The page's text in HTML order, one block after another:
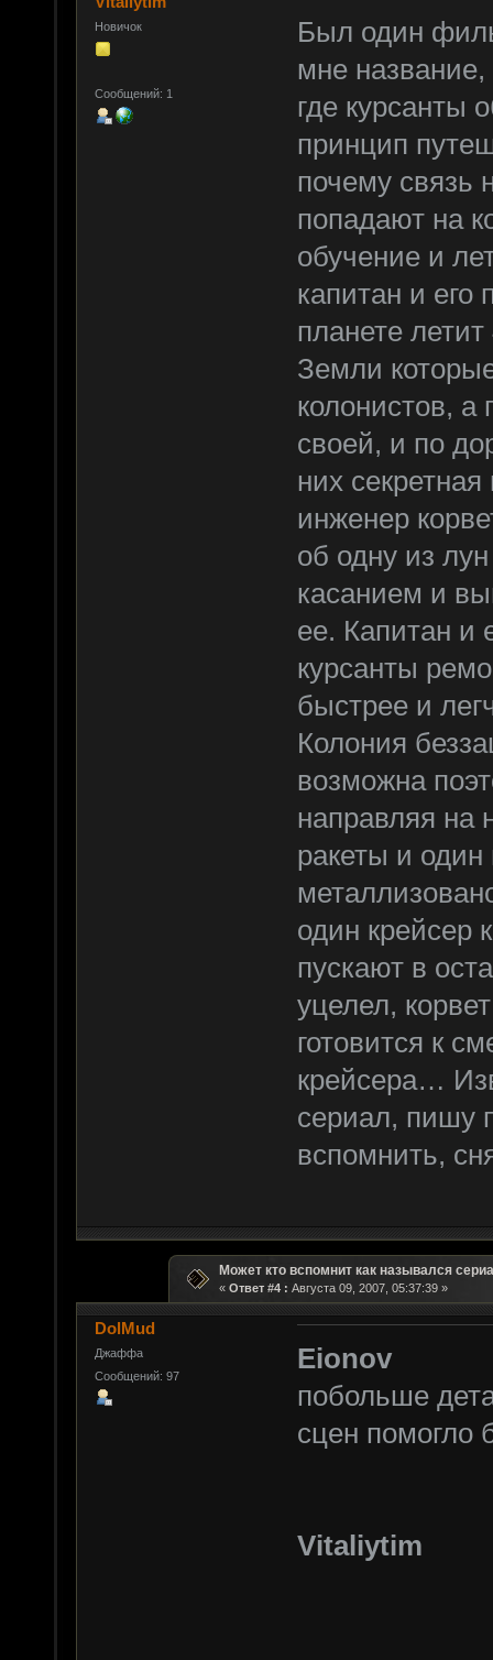
Новичок
Сообщений: 1
Был один
мне
где курсанты
принцип
почему связь
попадают на
обучение и
капитан и
планете
Земли
колонистов, а
своей, и по
них
инженер
об одну из
касанием и
ее. Капитан и
курсанты
быстрее и
Колония
возможна
направляя на
ракеты и один
один крейсер
пускают в
уцелел,
готовится к
крейсера…
сериал, пишу
вспомнить,
Может кто вспомнит как назывался
« Ответ #4 : Августа 09, 2007, 05:37:39 »
DolMud
Джаффа
Сообщений: 97
Eionov
побольше
сцен
Vitaliytim